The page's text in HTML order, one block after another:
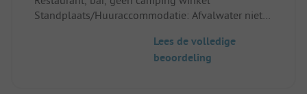
Standplaats/Huuraccommodatie: Afvalwater niet
Lees de volledige
beoordeling